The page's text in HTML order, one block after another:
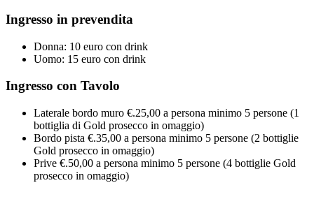
Ingresso in prevendita
Donna: 10 euro con drink
Uomo: 15 euro con drink
Ingresso con Tavolo
Laterale bordo muro €.25,00 a persona minimo 5 persone (1
bottiglia di Gold prosecco in omaggio)
Bordo pista €.35,00 a persona minimo 5 persone (2 bottiglie
Gold prosecco in omaggio)
Prive €.50,00 a persona minimo 5 persone (4 bottiglie Gold
prosecco in omaggio)